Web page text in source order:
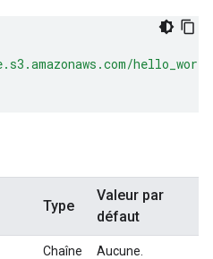
Type
Valeur par
défaut
Chaîne Aucune.